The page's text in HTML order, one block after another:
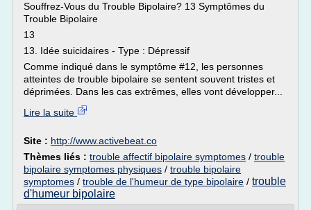
Souffrez-Vous du Trouble Bipolaire? 13 Symptômes du
Trouble Bipolaire
13
13. Idée suicidaires - Type : Dépressif
Comme indiqué dans le symptôme #12, les personnes
atteintes de trouble bipolaire se sentent souvent tristes et
déprimées. Dans les cas extrêmes, elles vont développer...
Lire la suite
Site : http://www.activebeat.co
Thèmes liés : trouble affectif bipolaire symptomes / trouble
bipolaire symptomes physiques / trouble bipolaire
symptomes / trouble de l'humeur de type bipolaire / trouble
d'humeur bipolaire